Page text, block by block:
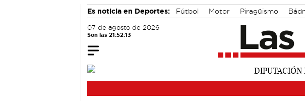
Es noticia en Deportes: Fútbol Motor Piragüismo
07 de agosto de 2026
Son las 21:52:14